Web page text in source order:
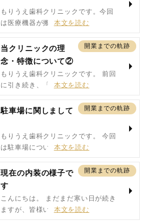
もりうえ歯科クリニックです。今回
は医療機器が搬入開…
当クリニックの理
念・特徴について②
もりうえ歯科クリニックです。 前回
に引き続き、「当…
開業までの軌跡
駐車場に関しまして
もりうえ歯科クリニックです。 今回
は駐車場について…
開業までの軌跡
現在の内装の様子で
す
こんにちは。 まだまだ寒い日が続き
ますが、皆様いか…
開業までの軌跡